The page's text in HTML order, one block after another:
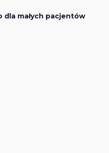
dla małych pacjentów